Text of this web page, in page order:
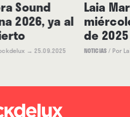
Sound
2026, ya al
→ 25.09.2025
Laia
de 2025
NOTICIAS/ Por